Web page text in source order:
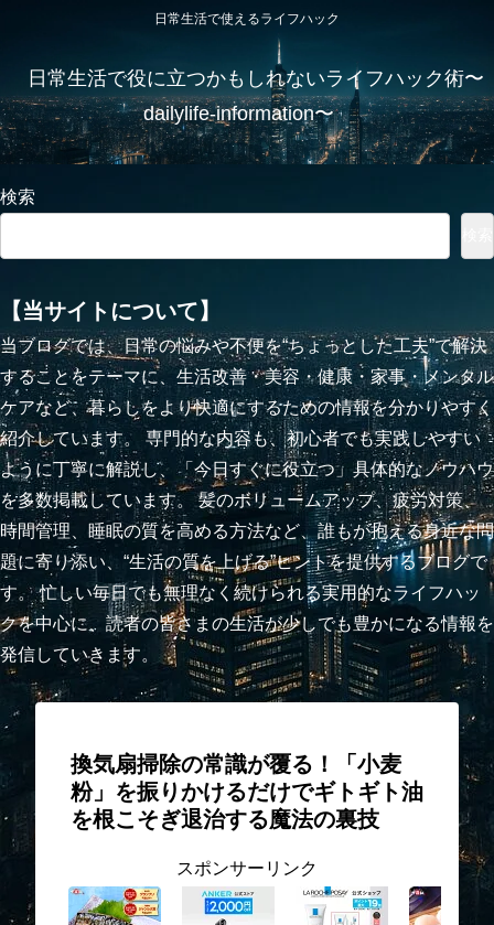
日常生活で使えるライフハック
日常生活で役に立つかもしれないライフハック術〜
dailylife-information〜
検索
【当サイトについて】
当ブログでは、日常の悩みや不便を“ちょっとした工夫”で解決
することをテーマに、生活改善・美容・健康・家事・メンタル
ケアなど、暮らしをより快適にするための情報を分かりやすく
紹介しています。 専門的な内容も、初心者でも実践しやすい
ように丁寧に解説し、「今日すぐに役立つ」具体的なノウハウ
を多数掲載しています。 髪のボリュームアップ、疲労対策、
時間管理、睡眠の質を高める方法など、誰もが抱える身近な問
題に寄り添い、“生活の質を上げる”ヒントを提供するブログで
す。 忙しい毎日でも無理なく続けられる実用的なライフハッ
クを中心に、読者の皆さまの生活が少しでも豊かになる情報を
発信していきます。
換気扇掃除の常識が覆る！「小麦
粉」を振りかけるだけでギトギト油
を根こそぎ退治する魔法の裏技
スポンサーリンク